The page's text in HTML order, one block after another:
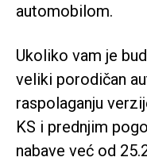
automobilom.
Ukoliko vam je
veliki porodičan
raspolaganju
KS i prednjim
nabave već od